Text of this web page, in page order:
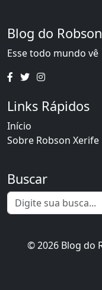
Blog do
Esse todo mundo vê
Links Rápidos
Início
Sobre Robson Xerife
Buscar
© 2026 Blog do